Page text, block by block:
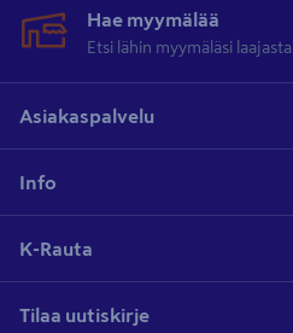
Hae myymälää
Etsi lähin myymäläsi
Asiakaspalvelu
Info
K-Rauta
Tilaa uutiskirje